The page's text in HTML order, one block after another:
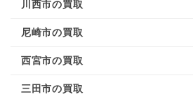
川西市の買取
尼崎市の買取
西宮市の買取
三田市の買取